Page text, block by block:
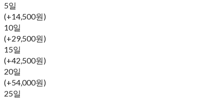
5일
(+14,500원)
10일
(+29,500원)
15일
(+42,500원)
20일
(+54,000원)
25일